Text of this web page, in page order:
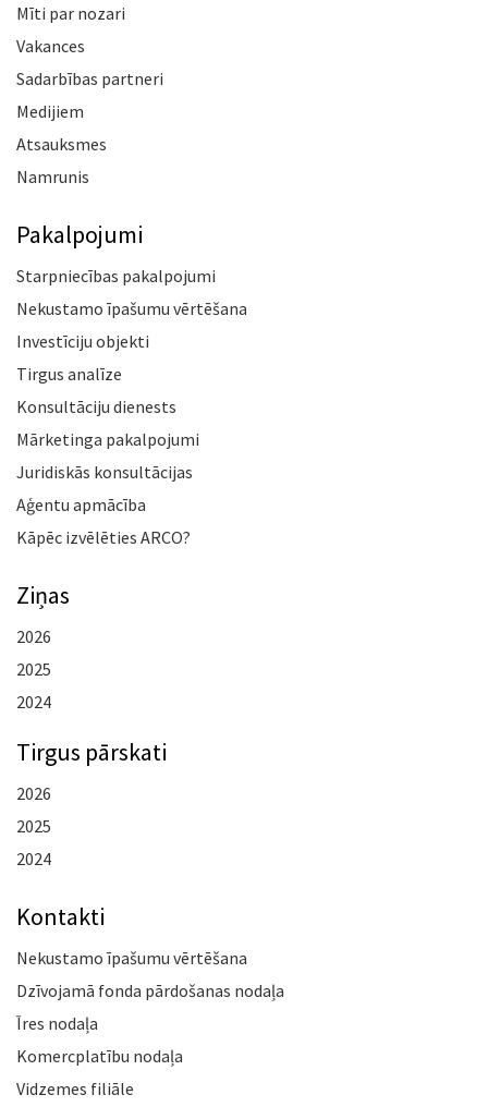
Mīti par nozari
Vakances
Sadarbības partneri
Medijiem
Atsauksmes
Namrunis
Pakalpojumi
Starpniecības pakalpojumi
Nekustamo īpašumu vērtēšana
Investīciju objekti
Tirgus analīze
Konsultāciju dienests
Mārketinga pakalpojumi
Juridiskās konsultācijas
Aģentu apmācība
Kāpēc izvēlēties ARCO?
Ziņas
2026
2025
2024
Tirgus pārskati
2026
2025
2024
Kontakti
Nekustamo īpašumu vērtēšana
Dzīvojamā fonda pārdošanas nodaļa
Īres nodaļa
Komercplatību nodaļa
Vidzemes filiāle